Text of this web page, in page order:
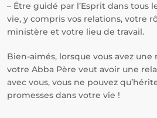
– Être guidé par l’Esprit dans tous
vie, y compris vos relations, votre
ministère et votre lieu de travail.
Bien-aimés, lorsque vous avez
votre Abba Père veut avoir une
avec vous, vous ne pouvez
promesses dans votre vie !